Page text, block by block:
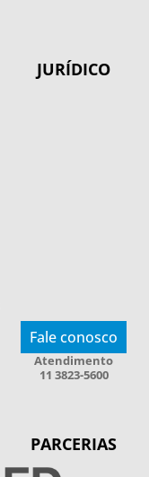
JURÍDICO
Fale conosco
Atendimento
11 3823-5600
PARCERIAS